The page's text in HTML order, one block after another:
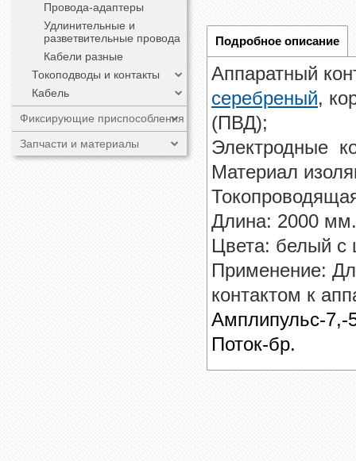
Провода-адаптеры
Удлинительные и
разветвительные провода
Кабели разные
Токоподводы и контакты
Кабель
Фиксирующие приспособления
Запчасти и материалы
Подробное описание
Аппаратный
серебреный,
(ПВД);
Электродные
Материал
Длина: 2000
Цвета: белый с
Применение:
контактом к
Амплипульс-7,-
Поток-бр.